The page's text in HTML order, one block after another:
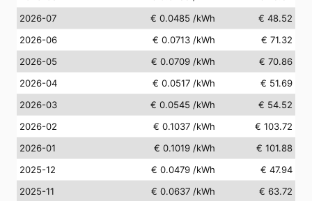
2026-07
€ 0.0485 /kWh
€ 48.52
2026-06
€ 0.0713 /kWh
€ 71.32
2026-05
€ 0.0709 /kWh
€ 70.86
2026-04
€ 0.0517 /kWh
€ 51.69
2026-03
€ 0.0545 /kWh
€ 54.52
2026-02
€ 0.1037 /kWh
€ 103.72
2026-01
€ 0.1019 /kWh
€ 101.88
2025-12
€ 0.0479 /kWh
€ 47.94
2025-11
€ 0.0637 /kWh
€ 63.72